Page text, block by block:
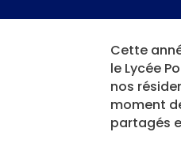
Cette
le Lycée
nos
moment
partagés